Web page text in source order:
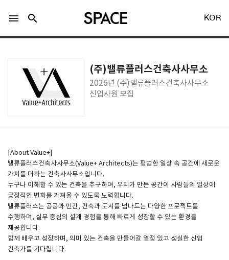
Twitter 로그인
Naver 로그인
menu search KOR
(주)밸류플러스건축사사무소
2026년 (주)밸류플러스건축사사무소
신입사원 모집
[About Value+]
밸류플러스건축사사무소(Value+ Architects)는 평범한 일상 속 공간에 새로운
가치를 더하는 건축사사무소입니다.
누구나 이해할 수 있는 건축을 추구하며, 우리가 만든 공간이 사람들의 일상에
긍정적인 변화를 가져올 수 있도록 노력합니다.
밸류플러스는 공공과 민간, 건축과 도시를 넘나드는 다양한 프로젝트를
수행하며, 실무 중심의 설계 경험을 통해 빠르게 성장할 수 있는 환경을
제공합니다.
함께 배우고 성장하며, 의미 있는 건축을 만들어갈 열정 있고 성실한 신입
건축가를 기다립니다.